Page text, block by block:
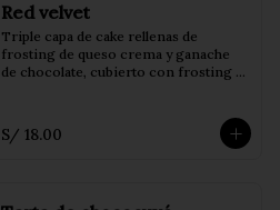
Red velvet
Triple capa de cake rellenas de
frosting de queso crema y ganache
de chocolate, cubierto con frosting y
S/ 18.00